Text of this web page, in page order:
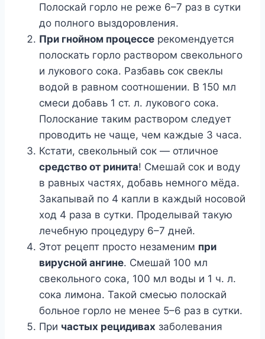
Полоскай горло не реже 6–7 раз в сутки
до полного выздоровления.
При гнойном процессе рекомендуется
полоскать горло раствором свекольного
и лукового сока. Разбавь сок свеклы
водой в равном соотношении. В 150 мл
смеси добавь 1 ст. л. лукового сока.
Полоскание таким раствором следует
проводить не чаще, чем каждые 3 часа.
Кстати, свекольный сок — отличное
средство от ринита! Смешай сок и воду
в равных частях, добавь немного мёда.
Закапывай по 4 капли в каждый носовой
ход 4 раза в сутки. Проделывай такую
лечебную процедуру 6–7 дней.
Этот рецепт просто незаменим при
вирусной ангине. Смешай 100 мл
свекольного сока, 100 мл воды и 1 ч. л.
сока лимона. Такой смесью полоскай
больное горло не менее 5–6 раз в сутки.
При частых рецидивах заболевания